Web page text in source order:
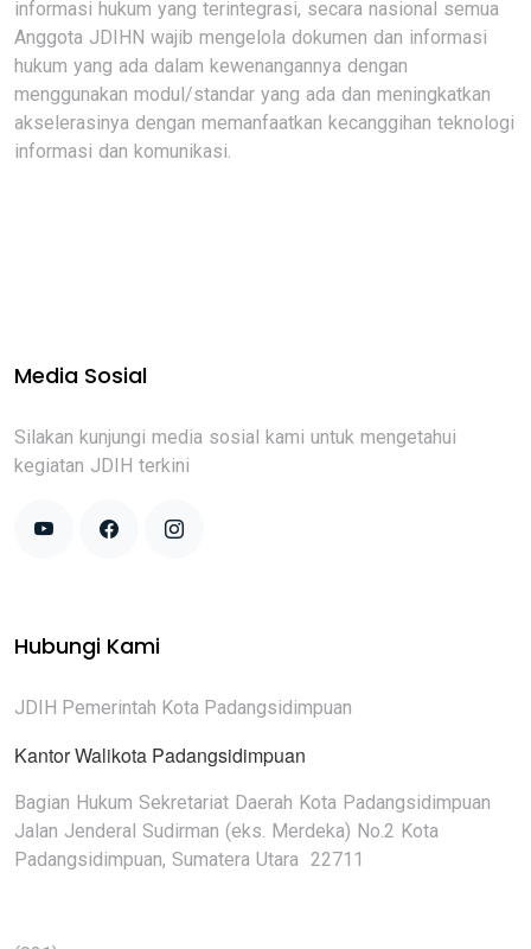
informasi hukum yang terintegrasi, secara nasional semua
Anggota JDIHN wajib mengelola dokumen dan informasi
hukum yang ada dalam kewenangannya dengan
menggunakan modul/standar yang ada dan meningkatkan
akselerasinya dengan memanfaatkan kecanggihan teknologi
informasi dan komunikasi.
Media Sosial
Silakan kunjungi media sosial kami untuk mengetahui
kegiatan JDIH terkini
Hubungi Kami
JDIH Pemerintah Kota Padangsidimpuan
Kantor Walikota Padangsidimpuan
Bagian Hukum Sekretariat Daerah Kota Padangsidimpuan
Jalan Jenderal Sudirman (eks. Merdeka) No.2 Kota
Padangsidimpuan, Sumatera Utara 22711